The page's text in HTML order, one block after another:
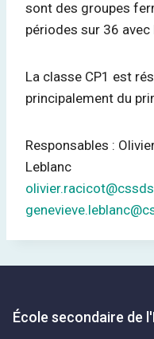
sont des groupes
périodes sur 36
La classe CP1 est
principalement du
Responsables :
Leblanc
École secondaire de